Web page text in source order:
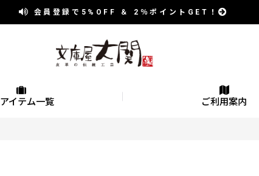
会員登録で 5%OFF ＆ 2％ポイントGET！
アイテム一覧 ご利用案内